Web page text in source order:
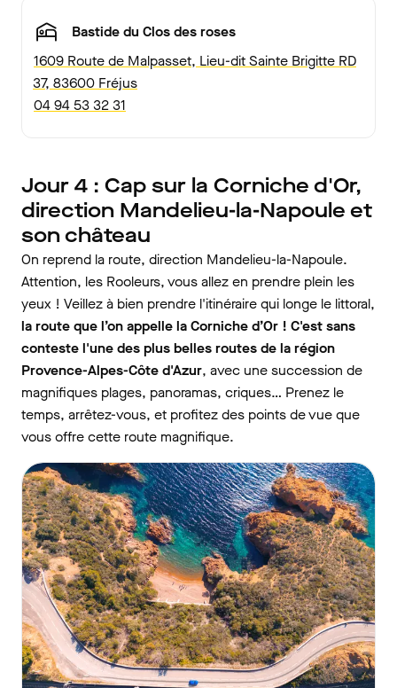
Bastide du Clos des roses
1609 Route de Malpasset, Lieu-dit Sainte Brigitte RD
37, 83600 Fréjus
04 94 53 32 31
Jour 4 : Cap sur la Corniche d'Or,
direction Mandelieu-la-Napoule et
son château
On reprend la route, direction Mandelieu-la-Napoule.
Attention, les Rooleurs, vous allez en prendre plein les
yeux ! Veillez à bien prendre l'itinéraire qui longe le littoral,
la route que l’on appelle la Corniche d’Or ! C'est sans
conteste l'une des plus belles routes de la région
Provence-Alpes-Côte d'Azur, avec une succession de
magnifiques plages, panoramas, criques… Prenez le
temps, arrêtez-vous, et profitez des points de vue que
vous offre cette route magnifique.